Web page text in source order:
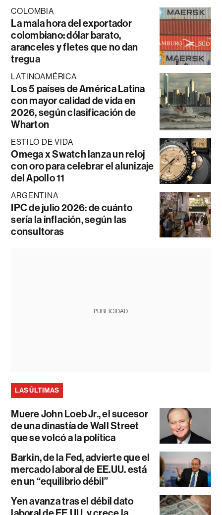
COLOMBIA
La mala hora del exportador
colombiano: dólar barato,
aranceles y fletes que no dan
tregua
LATINOAMÉRICA
Los 5 países de América Latina
con mayor calidad de vida en
2026, según clasificación de
Wharton
ESTILO DE VIDA
Omega x Swatch lanza un reloj
con oro para celebrar el alunizaje
del Apollo 11
ARGENTINA
IPC de julio 2026: de cuánto
sería la inflación, según las
consultoras
PUBLICIDAD
LAS ÚLTIMAS
Muere John Loeb Jr., el sucesor
de una dinastía de Wall Street
que se volcó a la política
Barkin, de la Fed, advierte que el
mercado laboral de EE.UU. está
en un “equilibrio débil”
Yen avanza tras el débil dato